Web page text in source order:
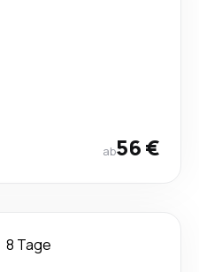
ab56 €
8 Tage